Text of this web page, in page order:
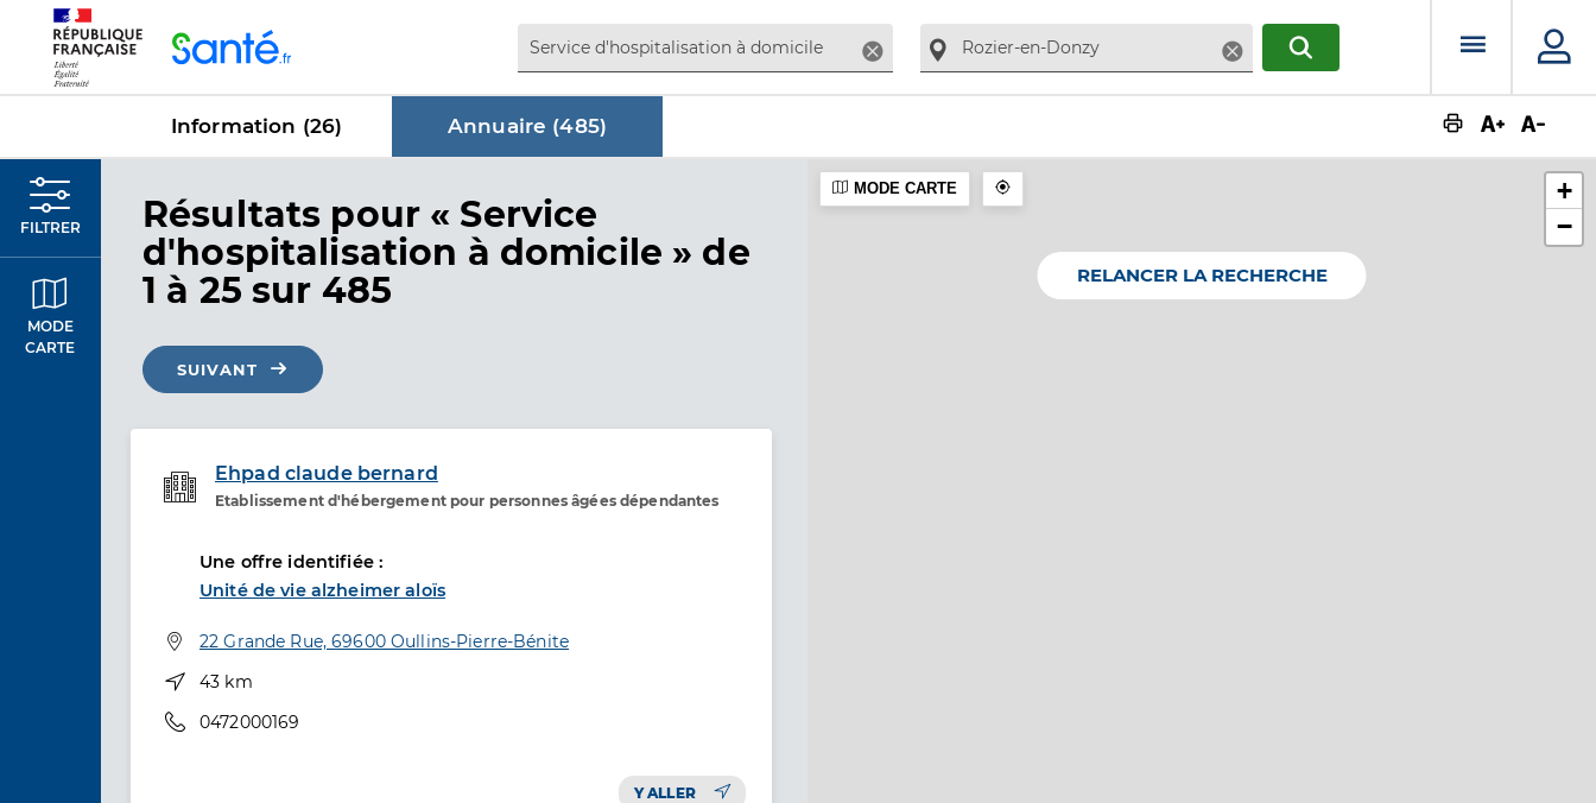
Supprimer SupprimerRECHERCHERMenu
Information (26) Annuaire (485)
FILTRER
MODE
CARTE
Résultats dans Annuaire
pour « Service
d'hospitalisation à domicile » de
1 à 25 sur 485
SUIVANT
Ehpad claude bernard
Etablissement d'hébergement pour personnes âgées dépendantes
Etablissement de soins
Une offre identifiée :
Unité de vie alzheimer aloïs
Adresse
22 Grande Rue, 69600 Oullins-Pierre-Bénite
Distance
43 km
Téléphone
0472000169
Y ALLER
+
−
MODE CARTE
RELANCER LA RECHERCHE
Panneau de gestion des cookies